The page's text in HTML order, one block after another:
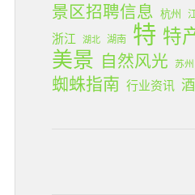
景区招聘信息 杭州
浙江 湖北 湖南 特 特
美景 自然风光 苏州
蜘蛛指南 行业资讯 酒